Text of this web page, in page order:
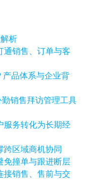
析
通销售、订单与客
品体系与企业背
销售拜访管理工具
服务转化为长期经
跨区域商机协同
免撞单与跟进断层
接销售、售前与交